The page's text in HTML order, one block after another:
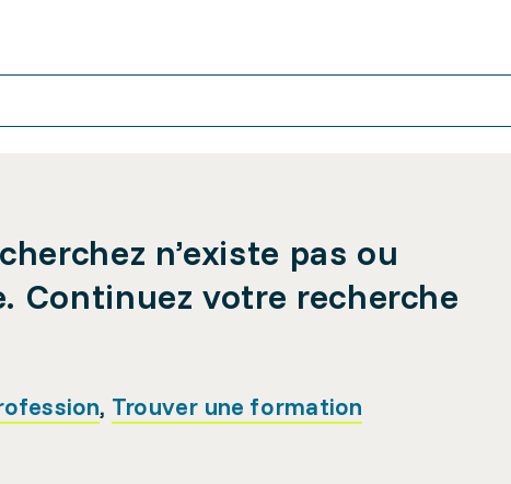
n’existe pas ou
Continuez votre recherche
, Trouver une formation